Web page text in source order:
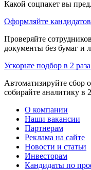
Какой соцпакет вы
Оформляйте
Проверяйте
документы без бумаг и
Ускорьте подбор в 2
Автоматизируйте сбор
собирайте аналитику в
О компании
Наши вакансии
Партнерам
Реклама на сайте
Новости и статьи
Инвесторам
Кандидаты по